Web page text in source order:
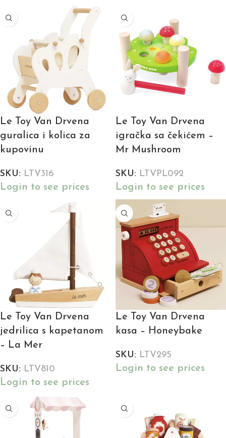
Le Toy Van Drvena
guralica i kolica za
kupovinu
SKU: LTV316
Login to see prices
Le Toy Van Drvena
igračka sa čekićem –
Mr Mushroom
SKU: LTVPL092
Login to see prices
Le Toy Van Drvena
jedrilica s kapetanom
– La Mer
SKU: LTV810
Login to see prices
Le Toy Van Drvena
kasa – Honeybake
SKU: LTV295
Login to see prices